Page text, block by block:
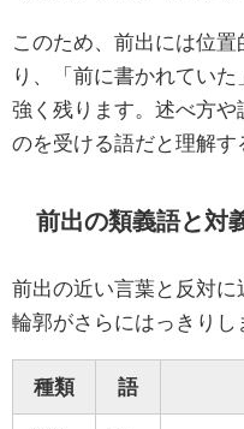
このため、前出には位
り、「前に書かれてい
強く残ります。述べ方
のを受ける語だと理解す
前出の類義語と対
前出の近い言葉と反対
輪郭がさらにはっきりし
種類 語